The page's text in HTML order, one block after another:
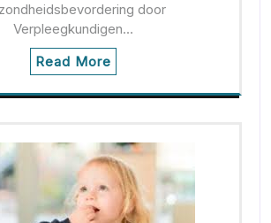
door
Verpleegkundigen…
Read More